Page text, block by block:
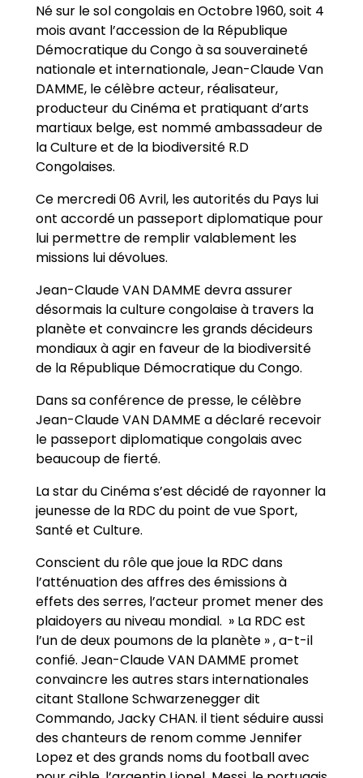
Né sur le sol congolais en Octobre 1960, soit 4
mois avant l’accession de la République
Démocratique du Congo à sa souveraineté
nationale et internationale, Jean-Claude Van
DAMME, le célèbre acteur, réalisateur,
producteur du Cinéma et pratiquant d’arts
martiaux belge, est nommé ambassadeur de
la Culture et de la biodiversité R.D
Congolaises.
Ce mercredi 06 Avril, les autorités du Pays lui
ont accordé un passeport diplomatique pour
lui permettre de remplir valablement les
missions lui dévolues.
Jean-Claude VAN DAMME devra assurer
désormais la culture congolaise à travers la
planète et convaincre les grands décideurs
mondiaux à agir en faveur de la biodiversité
de la République Démocratique du Congo.
Dans sa conférence de presse, le célèbre
Jean-Claude VAN DAMME a déclaré recevoir
le passeport diplomatique congolais avec
beaucoup de fierté.
La star du Cinéma s’est décidé de rayonner la
jeunesse de la RDC du point de vue Sport,
Santé et Culture.
Conscient du rôle que joue la RDC dans
l’atténuation des affres des émissions à
effets des serres, l’acteur promet mener des
plaidoyers au niveau mondial. » La RDC est
l’un de deux poumons de la planète » , a-t-il
confié. Jean-Claude VAN DAMME promet
convaincre les autres stars internationales
citant Stallone Schwarzenegger dit
Commando, Jacky CHAN. il tient séduire aussi
des chanteurs de renom comme Jennifer
Lopez et des grands noms du football avec